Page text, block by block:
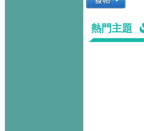
熱門主題